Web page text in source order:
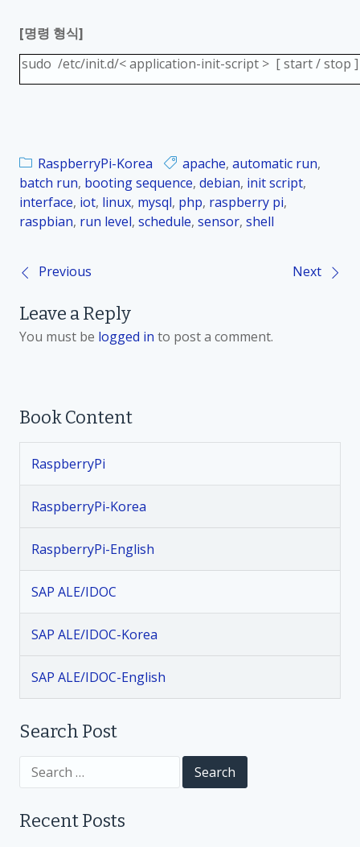
[명령 형식]
sudo /etc/init.d/< application-init-script > [ start / stop ]
RaspberryPi-Korea apache, automatic run,
batch run, booting sequence, debian, init script,
interface, iot, linux, mysql, php, raspberry pi,
raspbian, run level, schedule, sensor, shell
P
o
n
a
v
g
a
i
o
n
Previous Next
Leave a Reply
You must be logged in to post a comment.
Book Content
RaspberryPi
RaspberryPi-Korea
RaspberryPi-English
SAP ALE/IDOC
SAP ALE/IDOC-Korea
SAP ALE/IDOC-English
Search Post
c
Recent Posts